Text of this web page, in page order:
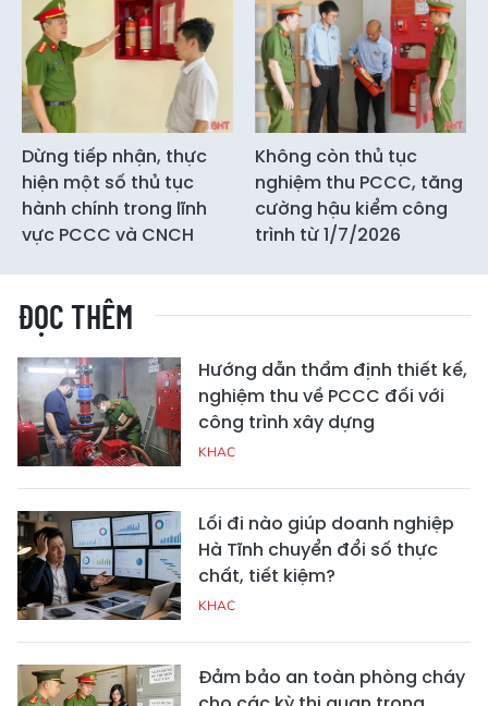
Dừng tiếp nhận, thực
hiện một số thủ tục
hành chính trong lĩnh
vực PCCC và CNCH
Không còn thủ tục
nghiệm thu PCCC, tăng
cường hậu kiểm công
trình từ 1/7/2026
ĐỌC THÊM
Hướng dẫn thẩm định thiết kế,
nghiệm thu về PCCC đối với
công trình xây dựng
KHAC
Lối đi nào giúp doanh nghiệp
Hà Tĩnh chuyển đổi số thực
chất, tiết kiệm?
KHAC
Đảm bảo an toàn phòng cháy